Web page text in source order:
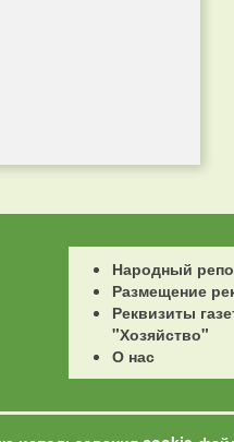
Народный
Размещение
Реквизиты
"Хозяйство"
О нас